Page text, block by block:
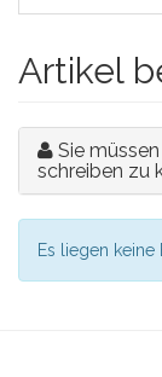
Artikel
Sie
schreiben zu
Es liegen